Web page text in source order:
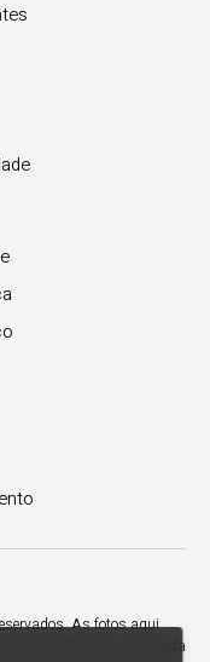
As fotos aqui
Lança Perfume. É vedada